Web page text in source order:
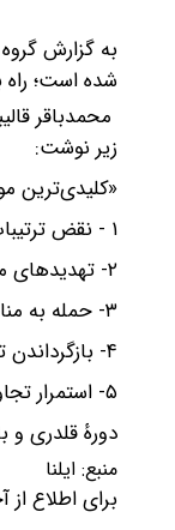
به گزارش
شده است؛
محمدباقر
زیر نوشت:
«کلیدی‌ترین موارد نقض
۱ - نقض ترتیبات ایرانی در تنگهٔ هرمز
۲- تهدید‌های مداوم به حملات نظامی بیشتر
۳- حمله به مناطق جنوبی ایران
۴- بازگرداندن تحریم‌های نفتی
۵- استمرار تجاوزات رژیم صهیونیستی به لبنان
دورهٔ قلدری و
منبع: ایلنا
برای اطلاع